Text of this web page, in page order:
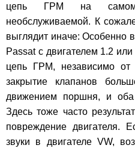
цепь ГРМ на
необслуживаемой. К
выглядит иначе: Особенно
Passat с двигателем 1.2
цепь ГРМ, независимо от
закрытие клапанов
движением поршня, и оба
Здесь тоже часто
повреждение двигателя.
звуки в двигателе VW,